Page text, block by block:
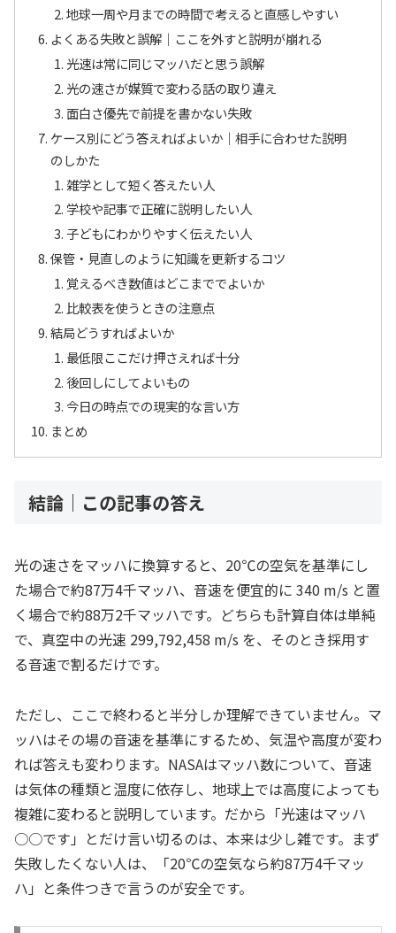
地球一周や月までの時間で考えると直感しやすい
よくある失敗と誤解｜ここを外すと説明が崩れる
光速は常に同じマッハだと思う誤解
光の速さが媒質で変わる話の取り違え
面白さ優先で前提を書かない失敗
ケース別にどう答えればよいか｜相手に合わせた説明
のしかた
雑学として短く答えたい人
学校や記事で正確に説明したい人
子どもにわかりやすく伝えたい人
保管・見直しのように知識を更新するコツ
覚えるべき数値はどこまででよいか
比較表を使うときの注意点
結局どうすればよいか
最低限ここだけ押さえれば十分
後回しにしてよいもの
今日の時点での現実的な言い方
まとめ
結論｜この記事の答え
光の速さをマッハに換算すると、20℃の空気を基準にし
た場合で約87万4千マッハ、音速を便宜的に 340 m/s と置
く場合で約88万2千マッハです。どちらも計算自体は単純
で、真空中の光速 299,792,458 m/s を、そのとき採用す
る音速で割るだけです。
ただし、ここで終わると半分しか理解できていません。マ
ッハはその場の音速を基準にするため、気温や高度が変わ
れば答えも変わります。NASAはマッハ数について、音速
は気体の種類と温度に依存し、地球上では高度によっても
複雑に変わると説明しています。だから「光速はマッハ
○○です」とだけ言い切るのは、本来は少し雑です。まず
失敗したくない人は、「20℃の空気なら約87万4千マッ
ハ」と条件つきで言うのが安全です。